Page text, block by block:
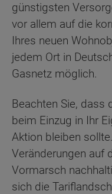
günstigsten
vor allem auf die
Ihres neuen
jedem Ort in
Gasnetz möglich.
Beachten Sie, dass
beim Einzug in Ihr
Aktion bleiben
Veränderungen auf
Vormarsch
sich die